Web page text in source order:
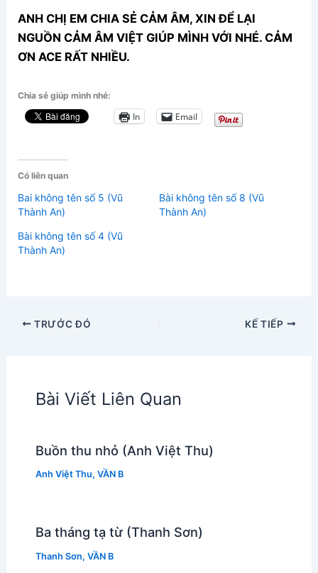
ANH CHỊ EM CHIA SẺ CẢM ÂM, XIN ĐỂ LẠI
NGUỒN CẢM ÂM VIỆT GIÚP MÌNH VỚI NHÉ. CẢM
ƠN ACE RẤT NHIỀU.
Chia sẻ giúp mình nhé:
In Email
Có liên quan
Bai không tên số 5 (Vũ
Thành An)
Bài không tên số 8 (Vũ
Thành An)
Bài không tên số 4 (Vũ
Thành An)
TRƯỚC ĐÓ KẾ TIẾP
Bài Viết Liên Quan
Buồn thu nhỏ (Anh Việt Thu)
Anh Việt Thu, VẦN B
Ba tháng tạ từ (Thanh Sơn)
Thanh Sơn, VẦN B